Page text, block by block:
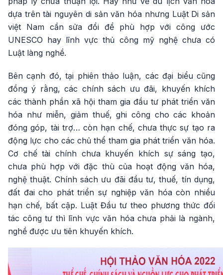
dựa trên tài nguyên di sản văn hóa nhưng Luật Di sản
việt Nam cần sửa đổi để phù hợp với công ước
UNESCO hay lĩnh vực thủ công mỹ nghệ chưa có
Luật làng nghề.
Bên cạnh đó, tại phiên thảo luận, các đại biểu cũng
đồng ý rằng, các chính sách ưu đãi, khuyến khích
các thành phần xã hội tham gia đầu tư phát triển văn
hóa như miễn, giảm thuế, ghi công cho các khoản
đóng góp, tài trợ… còn hạn chế, chưa thực sự tạo ra
động lực cho các chủ thể tham gia phát triển văn hóa.
Cơ chế tài chính chưa khuyến khích sự sáng tạo,
chưa phù hợp với đặc thù của hoạt động văn hóa,
nghệ thuật. Chính sách ưu đãi đầu tư, thuế, tín dụng,
đất đai cho phát triển sự nghiệp văn hóa còn nhiều
hạn chế, bất cập. Luật Đầu tư theo phương thức đối
tác công tư thì lĩnh vực văn hóa chưa phải là ngành,
nghề được ưu tiên khuyến khích.